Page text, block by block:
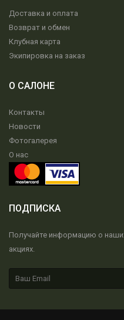
Доставка и оплата
Возврат и обмен
Клубная карта
Экипировка на заказ
О САЛОНЕ
Контакты
Новости
Фотогалерея
О нас
ПОДПИСКА
Получайте информацию о
акциях.